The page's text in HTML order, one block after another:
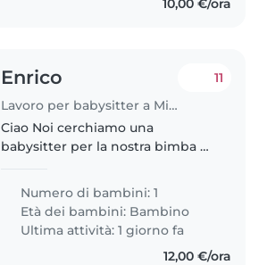
10,00 €/ora
Enrico
Lavoro per babysitter a Milano
11
Ciao Noi cerchiamo una
babysitter per la nostra bimba di
pomeriggi e possibilmente tutto
il giorno quando la bimba sta
poco bene che dovrebbe
rimanere..
Numero di bambini: 1
Età dei bambini: Bambino
Ultima attività: 1 giorno fa
12,00 €/ora